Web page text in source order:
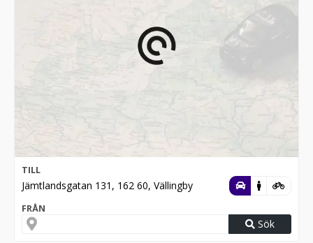
TILL
Jämtlandsgatan 131, 162 60, Vällingby
FRÅN
Sök